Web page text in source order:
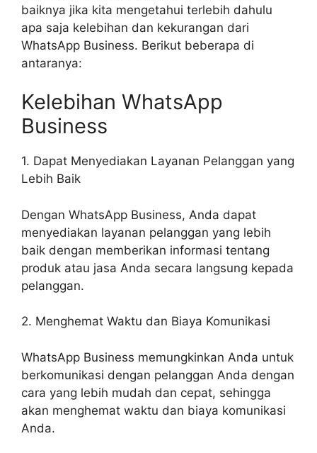
baiknya jika kita mengetahui terlebih dahulu
apa saja kelebihan dan kekurangan dari
WhatsApp Business. Berikut beberapa di
antaranya:
Kelebihan WhatsApp
Business
1. Dapat Menyediakan Layanan Pelanggan yang
Lebih Baik
Dengan WhatsApp Business, Anda dapat
menyediakan layanan pelanggan yang lebih
baik dengan memberikan informasi tentang
produk atau jasa Anda secara langsung kepada
pelanggan.
2. Menghemat Waktu dan Biaya Komunikasi
WhatsApp Business memungkinkan Anda untuk
berkomunikasi dengan pelanggan Anda dengan
cara yang lebih mudah dan cepat, sehingga
akan menghemat waktu dan biaya komunikasi
Anda.